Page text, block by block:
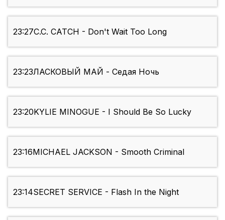
23:27C.C. CATCH - Don't Wait Too Long
23:23ЛАСКОВЫЙ МАЙ - Седая Ночь
23:20KYLIE MINOGUE - I Should Be So Lucky
23:16MICHAEL JACKSON - Smooth Criminal
23:14SECRET SERVICE - Flash In the Night